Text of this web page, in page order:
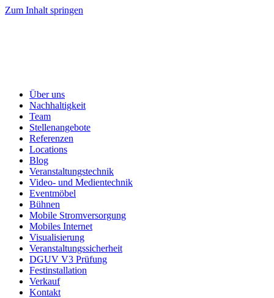
Zum Inhalt springen
Über uns
Nachhaltigkeit
Team
Stellenangebote
Referenzen
Locations
Blog
Veranstaltungstechnik
Video- und Medientechnik
Eventmöbel
Bühnen
Mobile Stromversorgung
Mobiles Internet
Visualisierung
Veranstaltungssicherheit
DGUV V3 Prüfung
Festinstallation
Verkauf
Kontakt